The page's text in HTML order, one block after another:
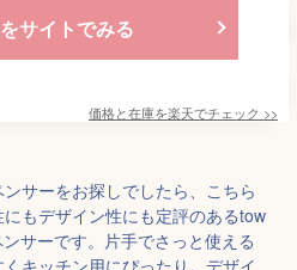
サイトでみる
価格と在庫を楽天でチェック >>
サーをお探しでしたら、こちら
もデザイン性にも定評のあるtow
サーです。片手でさっと使える
キッチン用にぴったり。デザイ